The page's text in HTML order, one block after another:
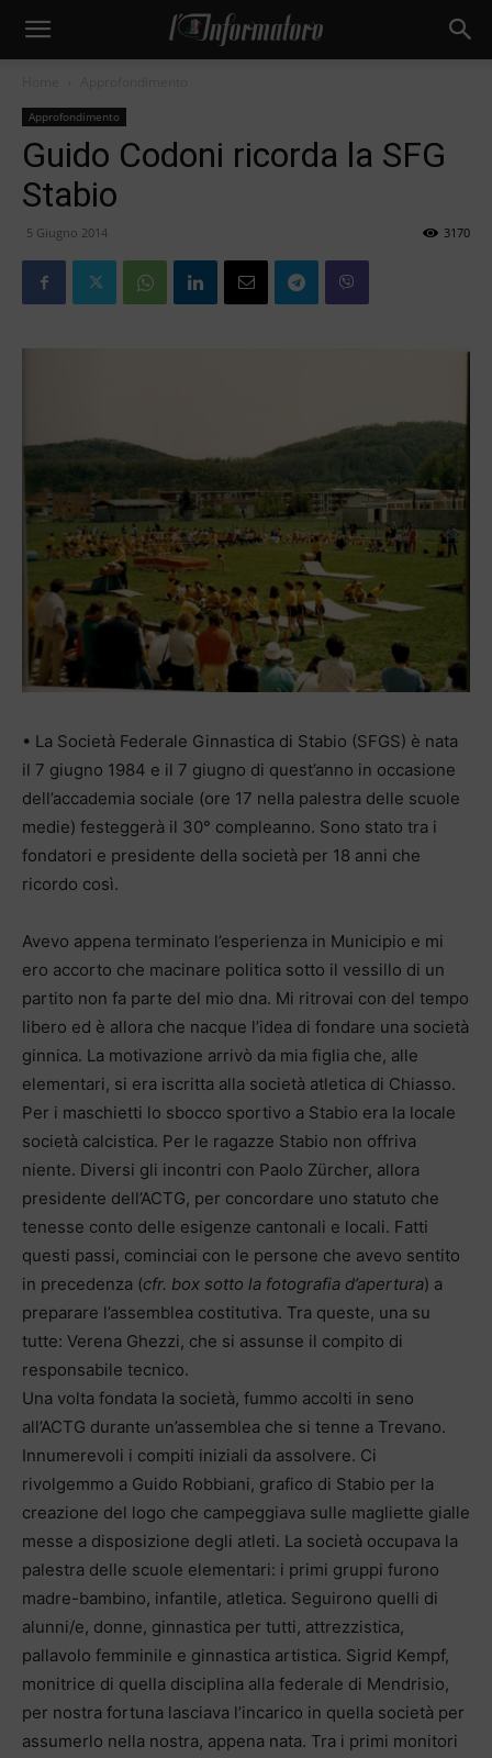
Approfondimento
Guido Codoni ricorda la SFG
Stabio
5 Giugno 2014 3170
• La Società Federale Ginnastica di Stabio (SFGS) è nata
il 7 giugno 1984 e il 7 giugno di quest’anno in occasione
dell’accademia sociale (ore 17 nella palestra delle scuole
medie) festeggerà il 30° compleanno. Sono stato tra i
fondatori e presidente della società per 18 anni che
ricordo così.
Avevo appena terminato l’esperienza in Municipio e mi
ero accorto che macinare politica sotto il vessillo di un
partito non fa parte del mio dna. Mi ritrovai con del tempo
libero ed è allora che nacque l’idea di fondare una società
ginnica. La motivazione arrivò da mia figlia che, alle
elementari, si era iscritta alla società atletica di Chiasso.
Per i maschietti lo sbocco sportivo a Stabio era la locale
società calcistica. Per le ragazze Stabio non offriva
niente. Diversi gli incontri con Paolo Zürcher, allora
presidente dell’ACTG, per concordare uno statuto che
tenesse conto delle esigenze cantonali e locali. Fatti
questi passi, cominciai con le persone che avevo sentito
in precedenza (cfr. box sotto la fotografia d’apertura) a
preparare l’assemblea costitutiva. Tra queste, una su
tutte: Verena Ghezzi, che si assunse il compito di
responsabile tecnico.
Una volta fondata la società, fummo accolti in seno
all’ACTG durante un’assemblea che si tenne a Trevano.
Innumerevoli i compiti iniziali da assolvere. Ci
rivolgemmo a Guido Robbiani, grafico di Stabio per la
creazione del logo che campeggiava sulle magliette gialle
messe a disposizione degli atleti. La società occupava la
palestra delle scuole elementari: i primi gruppi furono
madre-bambino, infantile, atletica. Seguirono quelli di
alunni/e, donne, ginnastica per tutti, attrezzistica,
pallavolo femminile e ginnastica artistica. Sigrid Kempf,
monitrice di quella disciplina alla federale di Mendrisio,
per nostra fortuna lasciava l’incarico in quella società per
assumerlo nella nostra, appena nata. Tra i primi monitori